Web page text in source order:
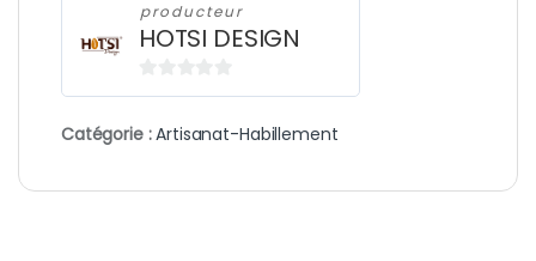
producteur
HOTSI DESIGN
0
u
Catégorie :Artisanat-Habillement